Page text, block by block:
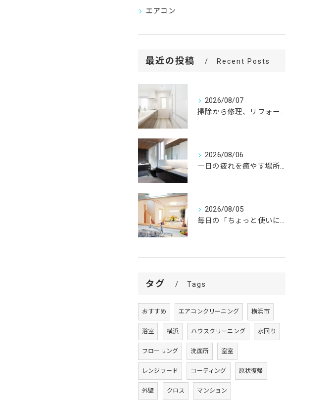
エアコン
最近の投稿 Recent Posts
2026/08/07
掃除から修理、リフォームまで。
2026/08/06
一日の疲れを癒やす場所だからこそ、
2026/08/05
毎日の「ちょっと使いにくい」を、
タグ Tags
おすすめ エアコンクリーニング 横浜市
浴室 横浜 ハウスクリーニング 水回り
フローリング 洗面所 空室
レンジフード コーティング 原状復帰
外壁 クロス マンション